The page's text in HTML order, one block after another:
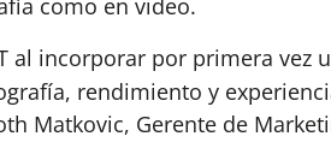
como en video.
incorporar por primera vez
rendimiento y
Matkovic, Gerente de